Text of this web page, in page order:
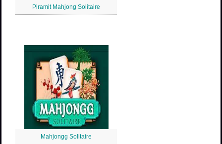
Piramit Mahjong Solitaire
Mahjongg Solitaire